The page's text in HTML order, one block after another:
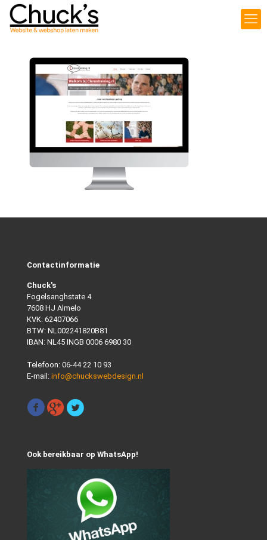
Contactinformatie
Chuck's
Fogelsanghstate 4
7608 HJ Almelo
KVK: 62407066
BTW: NL002241820B81
IBAN: NL45 INGB 0006 6980 30
Telefoon: 06-44 22 10 93
E-mail: info@chuckswebdesign.nl
Ook bereikbaar op WhatsApp!